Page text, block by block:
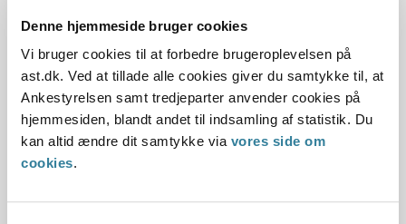
Denne hjemmeside bruger cookies
Vi bruger cookies til at forbedre brugeroplevelsen på
ast.dk. Ved at tillade alle cookies giver du samtykke til, at
Ankestyrelsen samt tredjeparter anvender cookies på
hjemmesiden, blandt andet til indsamling af statistik. Du
kan altid ændre dit samtykke via vores side om
cookies.
billetterne. I forhold til kommunens ansatte henviste
statsforvaltningen til kommunalbestyrelsens pligt til at
sikre de ansattes overholdelse af lovgivningen.
Statsforvaltningen udtalte endelig, at spørgsmålet om
habilitet for modtagernes behandling af sager om
festivalen måtte vurderes konkret, men at billetternes værdi
og det forhold, at der var tale om en årligt tilbagevendende
habilitetsspørgsmålet.